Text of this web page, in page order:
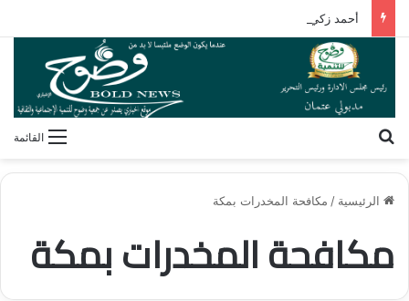
أحمد زكي: مبادرة «مصر تنطلق بالتصدير» تدعم نمو الصادرات
القائمة
الرئيسية / مكافحة المخدرات بمكة
مكافحة المخدرات بمكة